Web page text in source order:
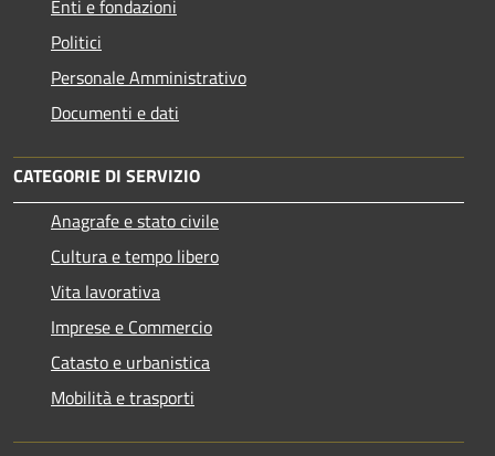
Enti e fondazioni
Politici
Personale Amministrativo
Documenti e dati
CATEGORIE DI SERVIZIO
Anagrafe e stato civile
Cultura e tempo libero
Vita lavorativa
Imprese e Commercio
Catasto e urbanistica
Mobilità e trasporti